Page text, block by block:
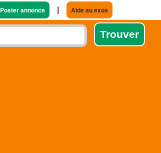
Poster annonce | Aide au exos